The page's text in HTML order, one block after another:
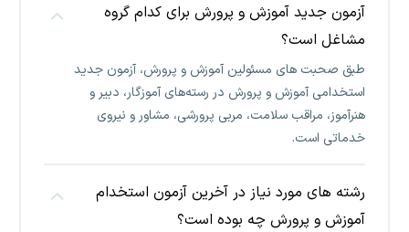
آزمون جدید آموزش و پرورش برای کدام گروه
مشاغل است؟
طبق صحبت های مسئولین آموزش و پرورش، آزمون جدید
استخدامی آموزش و پرورش در رسته‌های آموزگار، دبیر و
هنرآموز، مراقب سلامت، مربی پرورشی، مشاور و نیروی
خدماتی است.
رشته های مورد نیاز در آخرین آزمون استخدام
آموزش و پرورش چه بوده است؟